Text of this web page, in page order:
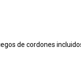
de cordones